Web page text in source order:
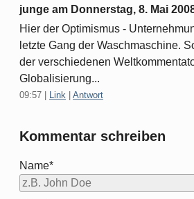
junge am Donnerstag, 8. Mai
Hier der Optimismus -
letzte Gang der Waschmaschine.
der verschiedenen
Globalisierung...
09:57 Link Antwort
Kommentar schreiben
Name*